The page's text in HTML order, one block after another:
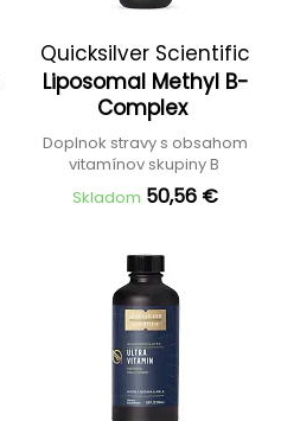
Quicksilver Scientific
Liposomal Methyl B-
Complex
Doplnok stravy s obsahom
vitamínov skupiny B
Skladom 50,56 €